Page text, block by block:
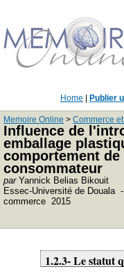
Home Publier
Memoire Online > Commerce
Influence de
emballage
comportement de
consommateur
parYannick Belias Bikouit
Essec-Université de Douala
commerce 2015
1.2.3- Le statut